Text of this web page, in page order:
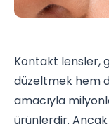
Kontakt lensler,
düzeltmek hem
amacıyla
ürünlerdir.